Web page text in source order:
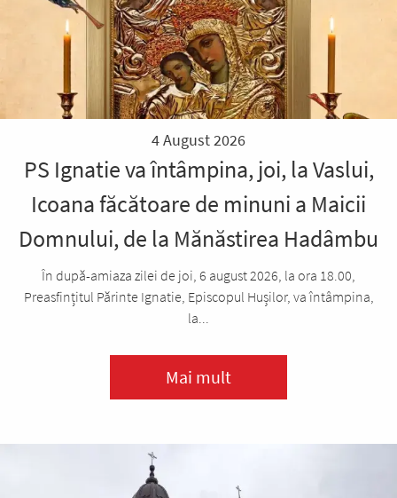
4 August 2026
PS Ignatie va întâmpina, joi, la Vaslui,
Icoana făcătoare de minuni a Maicii
Domnului, de la Mănăstirea Hadâmbu
În după-amiaza zilei de joi, 6 august 2026, la ora 18.00,
Preasfințitul Părinte Ignatie, Episcopul Hușilor, va întâmpina,
la...
Mai mult